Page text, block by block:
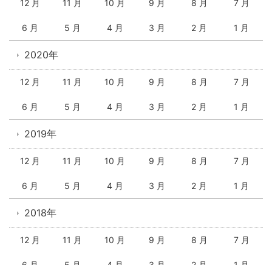
12 月 11 月 10 月 9 月 8 月 7 月
6 月 5 月 4 月 3 月 2 月 1 月
2020年
12 月 11 月 10 月 9 月 8 月 7 月
6 月 5 月 4 月 3 月 2 月 1 月
2019年
12 月 11 月 10 月 9 月 8 月 7 月
6 月 5 月 4 月 3 月 2 月 1 月
2018年
12 月 11 月 10 月 9 月 8 月 7 月